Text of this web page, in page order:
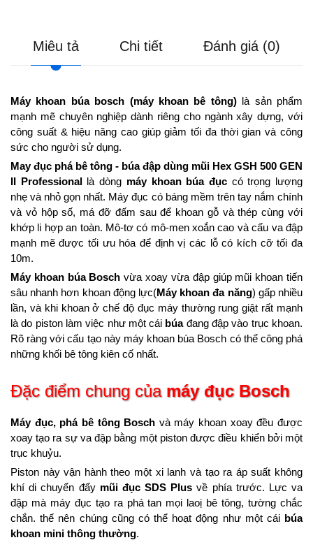
Miêu tả Chi tiết Đánh giá (0)
Máy khoan búa bosch (máy khoan bê tông)là sản phẩm
mạnh mẽ chuyên nghiệp dành riêng cho ngành xây dựng, với
công suất & hiệu năng cao giúp giảm tối đa thời gian và công
sức cho người sử dụng.
May đục phá bê tông - búa đập dùng mũi Hex GSH 500 GEN
II Professionallà dòng máy khoan búa đụccó trọng lượng
nhẹ và nhỏ gọn nhất. Máy đục có báng mềm trên tay nắm chính
và vỏ hộp số, má đỡ đấm sau để khoan gỗ và thép cùng với
khớp li hợp an toàn. Mô-tơ có mô-men xoắn cao và cấu va đập
mạnh mẽ được tối ưu hóa để định vị các lỗ có kích cỡ tối đa
10m.
Máy khoan búa Bosch vừa xoay vừa đập giúp mũi khoan tiến
sâu nhanh hơn khoan động lực(Máy khoan đa năng) gấp nhiều
lần, và khi khoan ở chế độ đục máy thường rung giật rất mạnh
là do piston làm việc như một cái búađang đập vào trục khoan.
Rõ ràng với cấu tạo này máy khoan búa Bosch có thể công phá
những khối bê tông kiên cố nhất.
Đặc điểm chung của máy đục Bosch
Máy đục, phá bê tông Bosch và máy khoan xoay đều được
xoay tạo ra sự va đập bằng một piston được điều khiển bởi một
trục khuỷu.
Piston này vận hành theo một xi lanh và tạo ra áp suất không
khí di chuyển đẩy mũi đục SDS Plus về phía trước. Lực va
đập mà máy đục tạo ra phá tan mọi laoị bê tông, tường chắc
chắn. thế nên chúng cũng có thể hoạt động như một cái búa
khoan mini thông thường.